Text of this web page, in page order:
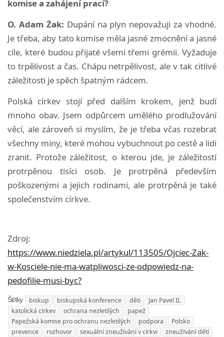
komise a zahájení prací?
O. Adam Żak: Dupání na plyn nepovažuji za vhodné.
Je třeba, aby tato komise měla jasné zmocnění a jasné
cíle, které budou přijaté všemi třemi grémii. Vyžaduje
to trpělivost a čas. Chápu netrpělivost, ale v tak citlivé
záležitosti je spěch špatným rádcem.
Polská církev stojí před dalším krokem, jenž budí
mnoho obav. Jsem odpůrcem umělého prodlužování
věcí, ale zároveň si myslím, že je třeba včas rozebrat
všechny miny, které mohou vybuchnout po cestě a lidi
zranit. Protože záležitost, o kterou jde, je záležitostí
protrpěnou tisíci osob. Je protrpěná především
poškozenými a jejich rodinami, ale protrpěná je také
společenstvím církve.
Zdroj:
https://www.niedziela.pl/artykul/113505/Ojciec-Zak-
w-Kosciele-nie-ma-watpliwosci-ze-odpowiedz-na-
pedofilie-musi-byc?
Štítky biskup biskupská konference děti
Jan Pavel II.
katolická církev
ochrana nezletilých
papež
Papežská komise pro ochranu nezletilých
podpora
Polsko
prevence
rozhovor sexuální zneužívání v církvi zneužívání dětí